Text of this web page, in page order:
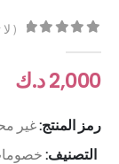
(
2,000د.ك
رمز المنتج:غير
التصنيف: